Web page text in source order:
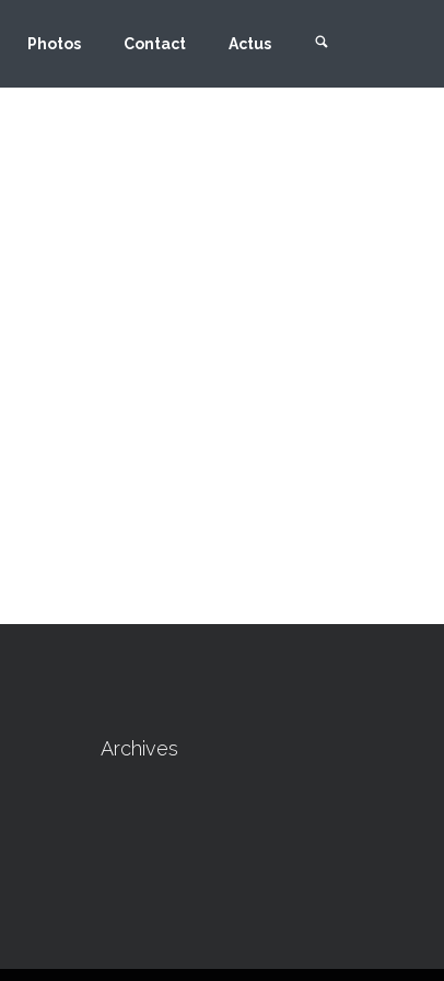
Photos Contact Actus
Archives